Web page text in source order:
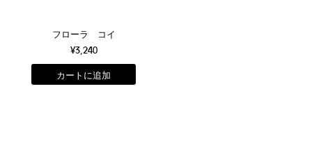
フローラ コイ
¥3,240